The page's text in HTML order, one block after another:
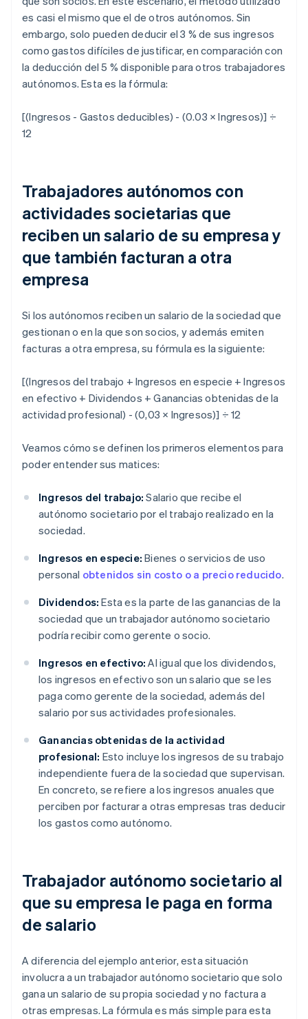
es casi el mismo que el de otros autónomos. Sin
embargo, solo pueden deducir el 3 % de sus ingresos
como gastos difíciles de justificar, en comparación con
la deducción del 5 % disponible para otros trabajadores
autónomos. Esta es la fórmula:
[(Ingresos - Gastos deducibles) - (0.03 × Ingresos)] ÷
12
Trabajadores autónomos con
actividades societarias que
reciben un salario de su empresa y
que también facturan a otra
empresa
Si los autónomos reciben un salario de la sociedad que
gestionan o en la que son socios, y además emiten
facturas a otra empresa, su fórmula es la siguiente:
[(Ingresos del trabajo + Ingresos en especie + Ingresos
en efectivo + Dividendos + Ganancias obtenidas de la
actividad profesional) - (0,03 × Ingresos)] ÷ 12
Veamos cómo se definen los primeros elementos para
poder entender sus matices:
Ingresos del trabajo: Salario que recibe el
autónomo societario por el trabajo realizado en la
sociedad.
Ingresos en especie: Bienes o servicios de uso
personal obtenidos sin costo o a precio reducido.
Dividendos: Esta es la parte de las ganancias de la
sociedad que un trabajador autónomo societario
podría recibir como gerente o socio.
Ingresos en efectivo: Al igual que los dividendos,
los ingresos en efectivo son un salario que se les
paga como gerente de la sociedad, además del
salario por sus actividades profesionales.
Ganancias obtenidas de la actividad
profesional: Esto incluye los ingresos de su trabajo
independiente fuera de la sociedad que supervisan.
En concreto, se refiere a los ingresos anuales que
perciben por facturar a otras empresas tras deducir
los gastos como autónomo.
Trabajador autónomo societario al
que su empresa le paga en forma
de salario
A diferencia del ejemplo anterior, esta situación
involucra a un trabajador autónomo societario que solo
gana un salario de su propia sociedad y no factura a
otras empresas. La fórmula es más simple para esta